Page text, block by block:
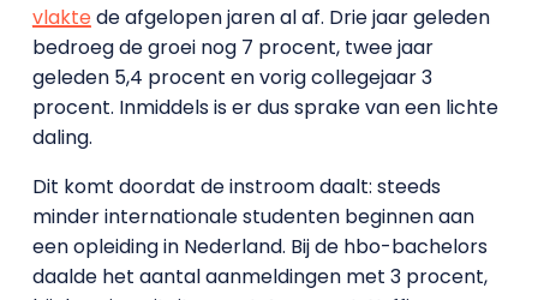
vlaktede afgelopen jaren al af. Drie jaar geleden
bedroeg de groei nog 7 procent, twee jaar
geleden 5,4 procent en vorig collegejaar 3
procent. Inmiddels is er dus sprake van een lichte
daling.
Dit komt doordat de instroom daalt: steeds
minder internationale studenten beginnen aan
een opleiding in Nederland. Bij de hbo-bachelors
daalde het aantal aanmeldingen met 3 procent,